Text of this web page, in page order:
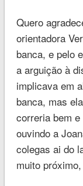
Quero
orientadora
banca, e pelo
a arguição à
implicava em
banca, mas
correria bem
ouvindo a
colegas ai do
muito